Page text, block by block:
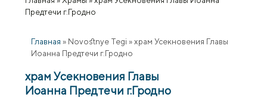
Вы здесь
Предтечи г.Гродно
Главная » Novostnye Tegi » храм Усекновения Главы
Иоанна Предтечи г.Гродно
храм Усекновения Главы
Иоанна Предтечи г.Гродно